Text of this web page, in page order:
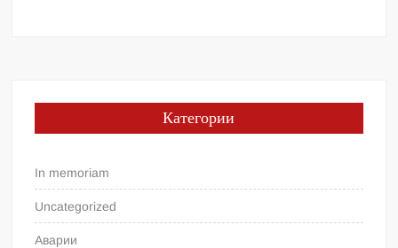
Категории
In memoriam
Uncategorized
Аварии